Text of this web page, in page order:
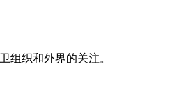
组织和外界的关注。